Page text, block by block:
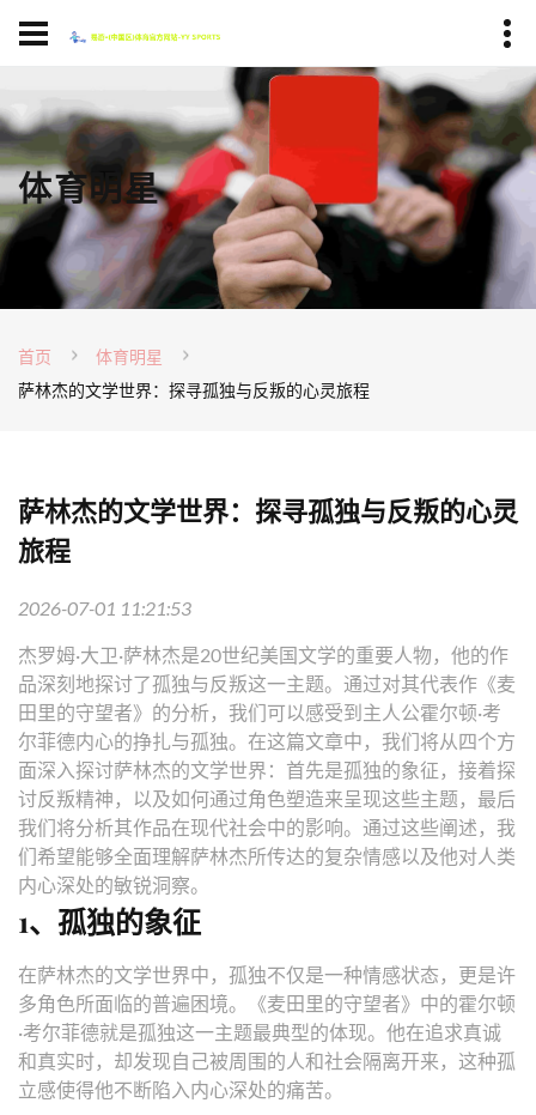
体育明星
首页
体育明星
萨林杰的文学世界：探寻孤独与反叛的心灵旅程
萨林杰的文学世界：探寻孤独与反叛的心灵
旅程
2026-07-01 11:21:53
杰罗姆·大卫·萨林杰是20世纪美国文学的重要人物，他的作
品深刻地探讨了孤独与反叛这一主题。通过对其代表作《麦
田里的守望者》的分析，我们可以感受到主人公霍尔顿·考
尔菲德内心的挣扎与孤独。在这篇文章中，我们将从四个方
面深入探讨萨林杰的文学世界：首先是孤独的象征，接着探
讨反叛精神，以及如何通过角色塑造来呈现这些主题，最后
我们将分析其作品在现代社会中的影响。通过这些阐述，我
们希望能够全面理解萨林杰所传达的复杂情感以及他对人类
内心深处的敏锐洞察。
1、孤独的象征
在萨林杰的文学世界中，孤独不仅是一种情感状态，更是许
多角色所面临的普遍困境。《麦田里的守望者》中的霍尔顿
·考尔菲德就是孤独这一主题最典型的体现。他在追求真诚
和真实时，却发现自己被周围的人和社会隔离开来，这种孤
立感使得他不断陷入内心深处的痛苦。